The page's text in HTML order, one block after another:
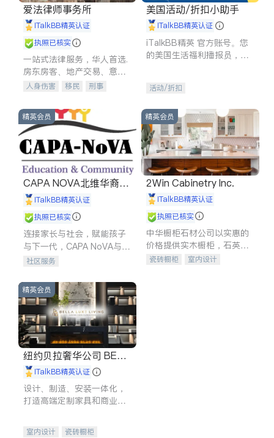
爱法律师事务所
iTalkBB精英认证
执照已核实
一站式法律服务，华人首选.
房东房客、地产交易、意外
伤害、车祸重伤、商业诉
建筑合同、刑事案件全包办
人身伤害 移民
刑事
信托/遗嘱
商业
索赔
律师-其它 保释
美国活动/折扣小助手
iTalkBB精英认证
iTalkBB精英 官方账号。您
的美国生活福利播报员，精
专属福利。
活动/折扣
精英会员
CAPA NOVA北维华裔家
长会iTalkBB精英认证
执照已核实
连接家长与社会，赋能孩子
与下一代，CAPA NoVA与您
携手建设包容、公平、充满
社区服务
精英会员
2Win Cabinetry Inc.
iTalkBB精英认证
执照已核实
中华橱柜石材公司以实惠的
价格提供实木橱柜，石英石
台面，多种优质不锈钢水
瓷砖橱柜
室内设计
精英会员
纽约贝拉奢华公司 BELL
A LUXE
iTalkBB精英认证
设计、制造、安装一体化，
打造高端定制家具和商业空
室内设计
瓷砖橱柜